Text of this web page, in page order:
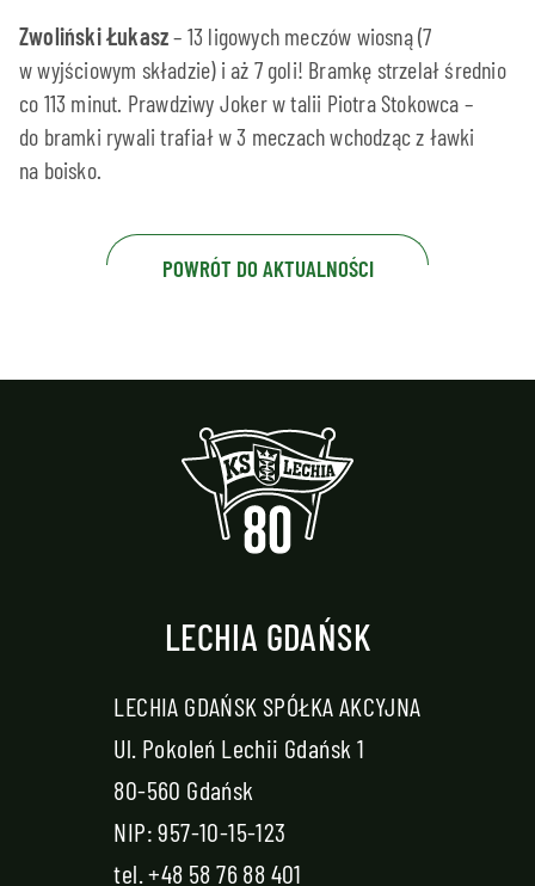
Zwoliński Łukasz– 13 ligowych meczów wiosną (7
w wyjściowym składzie) i aż 7 goli! Bramkę strzelał średnio
co 113 minut. Prawdziwy Joker w talii Piotra Stokowca –
do bramki rywali trafiał w 3 meczach wchodząc z ławki
na boisko.
POWRÓT DO AKTUALNOŚCI
LECHIA GDAŃSK
LECHIA GDAŃSK SPÓŁKA AKCYJNA
Ul. Pokoleń Lechii Gdańsk 1
80-560 Gdańsk
NIP: 957-10-15-123
tel.+48 58 76 88 401